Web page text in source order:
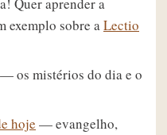
exemplo sobre aLectio
— os mistérios do dia e o
hoje — evangelho,